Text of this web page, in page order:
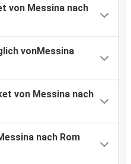
von Messina nach
vonMessina
von Messina nach
nach Rom